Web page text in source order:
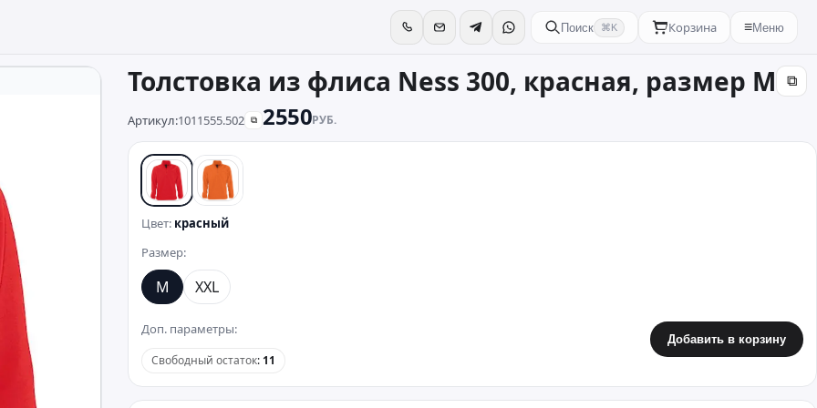
Поиск ⌘K Корзина ≡Меню
Толстовка из флиса Ness 300, красная, размер M ⧉
Артикул:1011555.502 ⧉ 2550РУБ.
красныйоранжевый
Цвет: красный
Размер:
M XXL
Доп. параметры:
Свободный остаток: 11
Добавить в корзину